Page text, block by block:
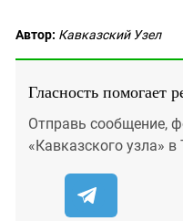
Автор: Кавказский Узел
Гласность помогает
Отправь сообщение,
«Кавказского узла» в